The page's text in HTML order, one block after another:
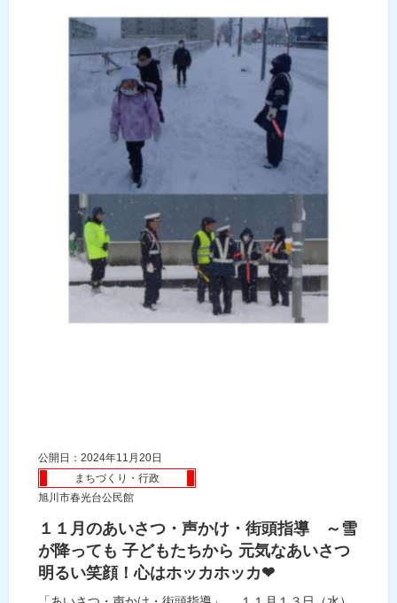
公開日：2024年11月20日
まちづくり・行政
旭川市春光台公民館
１１月のあいさつ・声かけ・街頭指導 ～雪
が降っても 子どもたちから 元気なあいさつ
明るい笑顔！心はホッカホッカ❤